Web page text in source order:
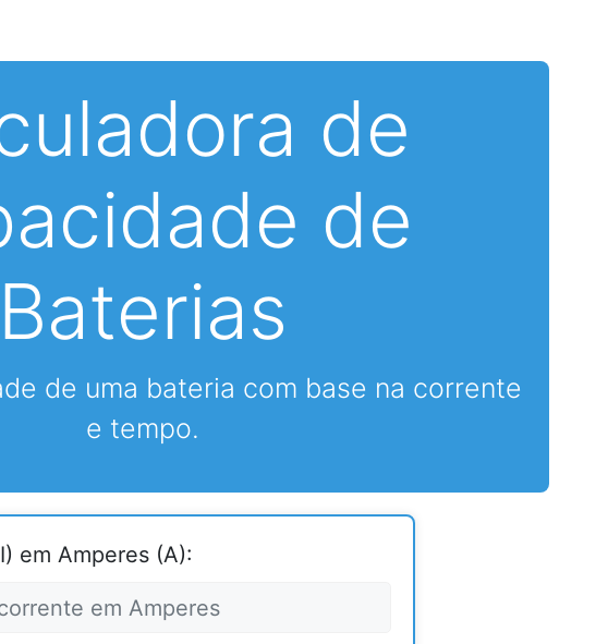
de
de
Baterias
de uma bateria com base na corrente
e tempo.
em Amperes (A):